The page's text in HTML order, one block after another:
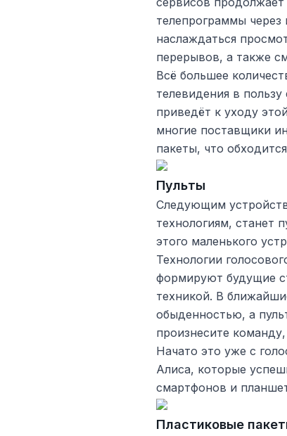
телепрограммы
наслаждаться
перерывов, а также
Всё большее
телевидения в
приведёт к уходу
многие поставщики
пакеты, что
Пульты
Следующим
технологиям, станет
этого маленького
Технологии
формируют будущие
техникой. В
обыденностью, а
произнесите
Начато это уже с
Алиса, которые
смартфонов и
Пластиковые